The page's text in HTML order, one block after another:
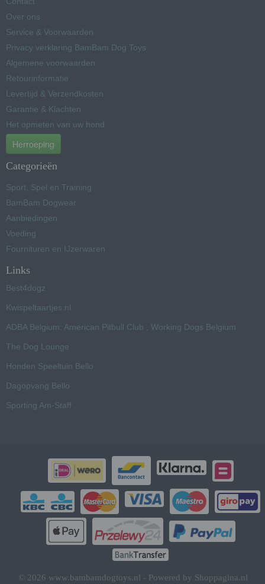
Over ons
Service & Voorwaarden
Privacy verklaring BamBam Dog Toys
Algemene voorwaarden
Retourinformatie
Levertijd & Verzendkosten
Garantie & Klachten
Het opmeten van uw hond
Herroeping
Categorieën
Sport, Spel en Training
BamBam Dogwear
Aanbiedingen
Voeding
Fournituren en IJzerwaren
Links
Best4dogz
Kwispeltaartjes.nl
ADBA Belgium: American Pitbull Club , Working Dogs Belgium
The Dog Lounge
Honden Speeltuin Bello
Dagopvang Bello
Sporting Am-Staff
© 2026 www.bambamdogtoys.nl - Powered by Shoppagina.nl